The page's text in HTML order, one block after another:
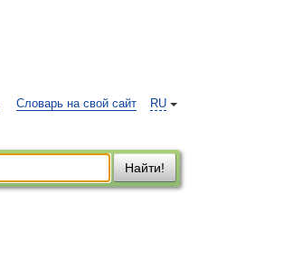
RU
Словарь на свой сайт
Найти!